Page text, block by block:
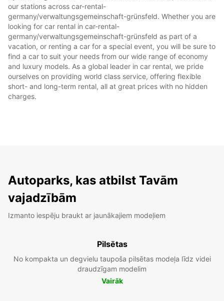
our stations across car-rental-
germany/verwaltungsgemeinschaft-grünsfeld. Whether you are
looking for car rental in car-rental-
germany/verwaltungsgemeinschaft-grünsfeld as part of a
vacation, or renting a car for a special event, you will be sure to
find a car to suit your needs from our wide range of economy
and luxury models. As a global leader in car rental, we pride
ourselves on providing world class service, offering flexible
short- and long-term rental, all at great prices with no hidden
charges.
Autoparks, kas atbilst Tavām
vajadzībām
Izmanto iespēju braukt ar jaunākajiem modeļiem
Pilsētas
No kompakta un degvielu taupoša pilsētas modeļa līdz videi
draudzīgam modelim
Vairāk